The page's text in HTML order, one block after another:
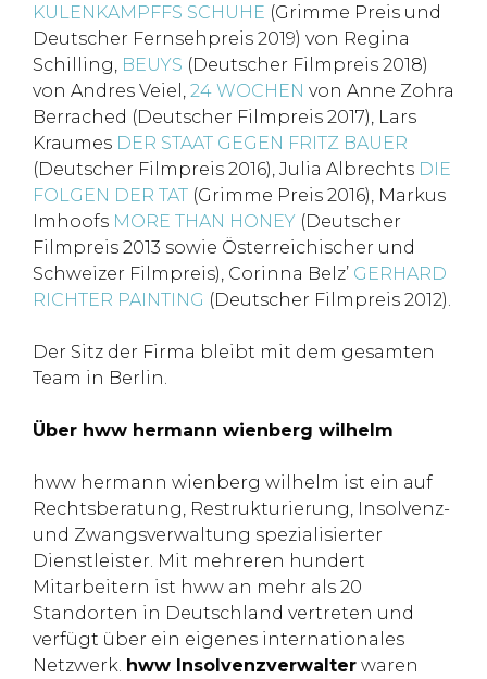
KULENKAMPFFS SCHUHE (Grimme Preis und
Deutscher Fernsehpreis 2019) von Regina
Schilling, BEUYS (Deutscher Filmpreis 2018)
von Andres Veiel, 24 WOCHEN von Anne Zohra
Berrached (Deutscher Filmpreis 2017), Lars
Kraumes DER STAAT GEGEN FRITZ BAUER
(Deutscher Filmpreis 2016), Julia Albrechts DIE
FOLGEN DER TAT (Grimme Preis 2016), Markus
Imhoofs MORE THAN HONEY (Deutscher
Filmpreis 2013 sowie Österreichischer und
Schweizer Filmpreis), Corinna Belz’ GERHARD
RICHTER PAINTING (Deutscher Filmpreis 2012).
Der Sitz der Firma bleibt mit dem gesamten
Team in Berlin.
Über hww hermann wienberg wilhelm
hww hermann wienberg wilhelm ist ein auf
Rechtsberatung, Restrukturierung, Insolvenz-
und Zwangsverwaltung spezialisierter
Dienstleister. Mit mehreren hundert
Mitarbeitern ist hww an mehr als 20
Standorten in Deutschland vertreten und
verfügt über ein eigenes internationales
Netzwerk. hww Insolvenzverwalter waren